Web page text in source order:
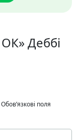
ОК» Деббі
Обов’язкові поля